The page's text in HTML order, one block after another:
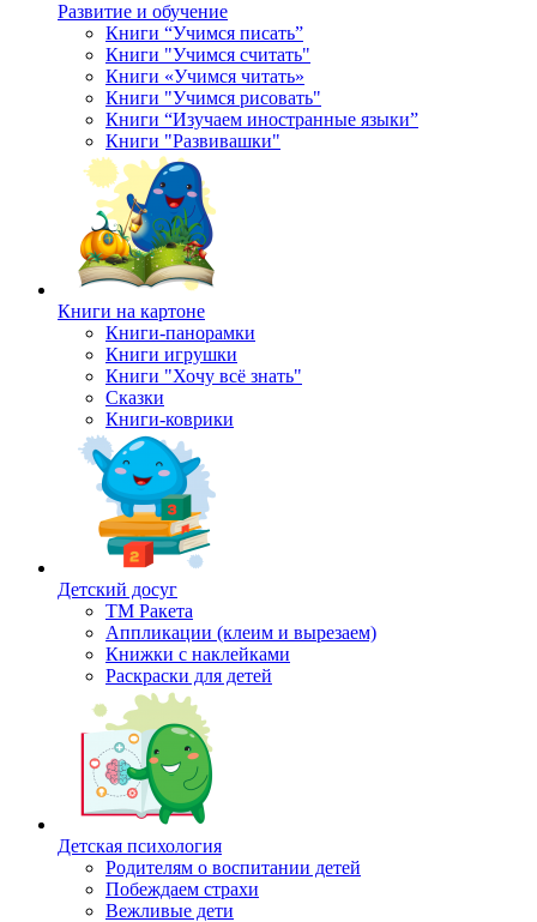
Развитие и обучение
Книги “Учимся писать”
Книги "Учимся считать"
Книги «Учимся читать»
Книги "Учимся рисовать"
Книги “Изучаем иностранные языки”
Книги "Развивашки"
Книги на картоне
Книги-панорамки
Книги игрушки
Книги "Хочу всё знать"
Сказки
Книги-коврики
Детский досуг
ТМ Ракета
Аппликации (клеим и вырезаем)
Книжки с наклейками
Раскраски для детей
Детская психология
Родителям о воспитании детей
Побеждаем страхи
Вежливые дети